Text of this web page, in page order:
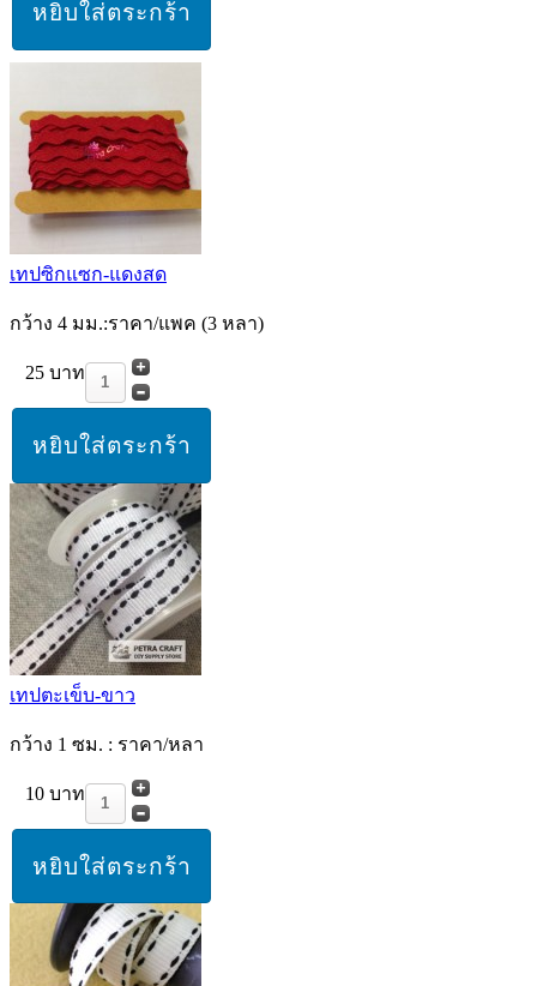
เทปซิกแซก-แดงสด
กว้าง 4 มม.:ราคา/แพค (3 หลา)
25 บาท
เทปตะเข็บ-ขาว
กว้าง 1 ซม. : ราคา/หลา
10 บาท